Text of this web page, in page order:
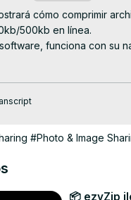
cómo comprimir
500kb en línea.
funciona con su
#Photo & Image
📦 ezyZip